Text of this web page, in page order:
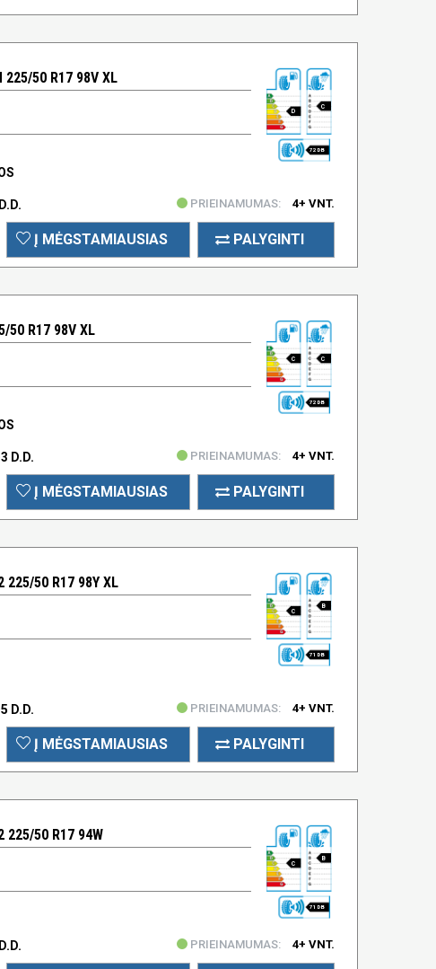
225/50 R17 98V XL
D
C
72 DB
PRIEINAMUMAS: 4+ VNT.
Į MĖGSTAMIAUSIAS PALYGINTI
50 R17 98V XL
C C
72 DB
D.D. PRIEINAMUMAS: 4+ VNT.
Į MĖGSTAMIAUSIAS PALYGINTI
225/50 R17 98Y XL
C
B
71 DB
D.D. PRIEINAMUMAS: 4+ VNT.
Į MĖGSTAMIAUSIAS PALYGINTI
225/50 R17 94W
C
B
71 DB
PRIEINAMUMAS: 4+ VNT.